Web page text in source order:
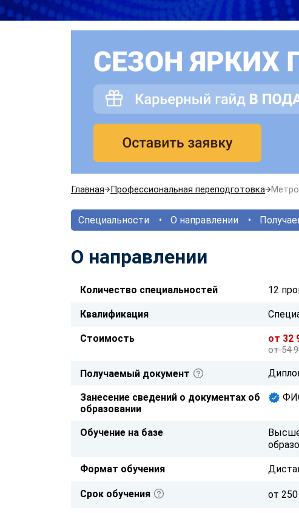
Главная Профессиональная переподготовка
Специальности О направлении
О направлении
Количество специальностей 12
Квалификация
Стоимость от 32
от 54
Получаемый документ
Занесение сведений о документах об
образовании
Обучение на базе
Формат обучения
Срок обучения от